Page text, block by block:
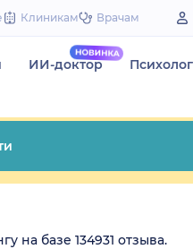
Клиникам Врачам
ИИ-доктор
на базе 134931 отзыва.